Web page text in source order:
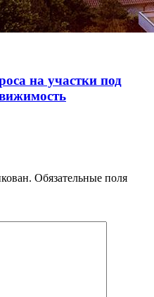
на участки под
Обязательные поля